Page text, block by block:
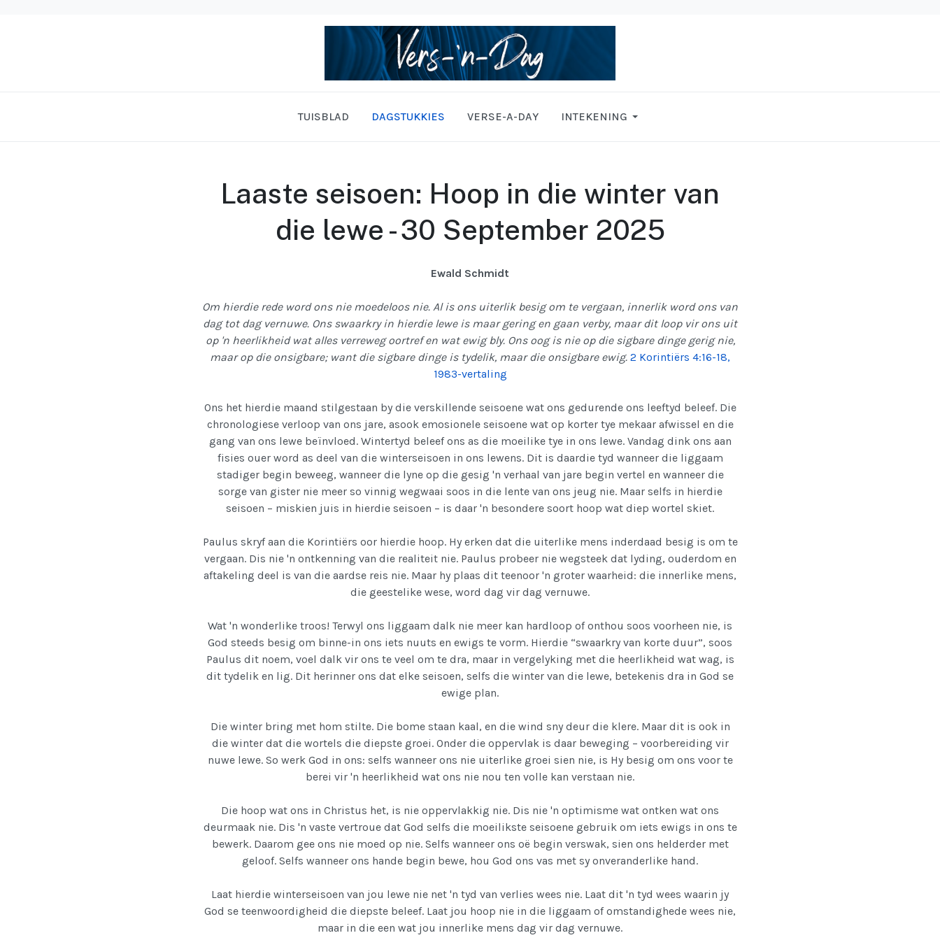
TUISBLAD DAGSTUKKIES VERSE-A-DAY INTEKENING
Laaste seisoen: Hoop in die winter van
die lewe - 30 September 2025
Ewald Schmidt
Om hierdie rede word ons nie moedeloos nie. Al is ons uiterlik besig om te vergaan, innerlik word ons van
dag tot dag vernuwe. Ons swaarkry in hierdie lewe is maar gering en gaan verby, maar dit loop vir ons uit
op 'n heerlikheid wat alles verreweg oortref en wat ewig bly. Ons oog is nie op die sigbare dinge gerig nie,
maar op die onsigbare; want die sigbare dinge is tydelik, maar die onsigbare ewig. 2 Korintiërs 4:16-18,
1983-vertaling
Ons het hierdie maand stilgestaan by die verskillende seisoene wat ons gedurende ons leeftyd beleef. Die
chronologiese verloop van ons jare, asook emosionele seisoene wat op korter tye mekaar afwissel en die
gang van ons lewe beïnvloed. Wintertyd beleef ons as die moeilike tye in ons lewe. Vandag dink ons aan
fisies ouer word as deel van die winterseisoen in ons lewens. Dit is daardie tyd wanneer die liggaam
stadiger begin beweeg, wanneer die lyne op die gesig 'n verhaal van jare begin vertel en wanneer die
sorge van gister nie meer so vinnig wegwaai soos in die lente van ons jeug nie. Maar selfs in hierdie
seisoen – miskien juis in hierdie seisoen – is daar 'n besondere soort hoop wat diep wortel skiet.
Paulus skryf aan die Korintiërs oor hierdie hoop. Hy erken dat die uiterlike mens inderdaad besig is om te
vergaan. Dis nie 'n ontkenning van die realiteit nie. Paulus probeer nie wegsteek dat lyding, ouderdom en
aftakeling deel is van die aardse reis nie. Maar hy plaas dit teenoor 'n groter waarheid: die innerlike mens,
die geestelike wese, word dag vir dag vernuwe.
Wat 'n wonderlike troos! Terwyl ons liggaam dalk nie meer kan hardloop of onthou soos voorheen nie, is
God steeds besig om binne-in ons iets nuuts en ewigs te vorm. Hierdie “swaarkry van korte duur”, soos
Paulus dit noem, voel dalk vir ons te veel om te dra, maar in vergelyking met die heerlikheid wat wag, is
dit tydelik en lig. Dit herinner ons dat elke seisoen, selfs die winter van die lewe, betekenis dra in God se
ewige plan.
Die winter bring met hom stilte. Die bome staan kaal, en die wind sny deur die klere. Maar dit is ook in
die winter dat die wortels die diepste groei. Onder die oppervlak is daar beweging – voorbereiding vir
nuwe lewe. So werk God in ons: selfs wanneer ons nie uiterlike groei sien nie, is Hy besig om ons voor te
berei vir 'n heerlikheid wat ons nie nou ten volle kan verstaan nie.
Die hoop wat ons in Christus het, is nie oppervlakkig nie. Dis nie 'n optimisme wat ontken wat ons
deurmaak nie. Dis 'n vaste vertroue dat God selfs die moeilikste seisoene gebruik om iets ewigs in ons te
bewerk. Daarom gee ons nie moed op nie. Selfs wanneer ons oë begin verswak, sien ons helderder met
geloof. Selfs wanneer ons hande begin bewe, hou God ons vas met sy onveranderlike hand.
Laat hierdie winterseisoen van jou lewe nie net 'n tyd van verlies wees nie. Laat dit 'n tyd wees waarin jy
God se teenwoordigheid die diepste beleef. Laat jou hoop nie in die liggaam of omstandighede wees nie,
maar in die een wat jou innerlike mens dag vir dag vernuwe.